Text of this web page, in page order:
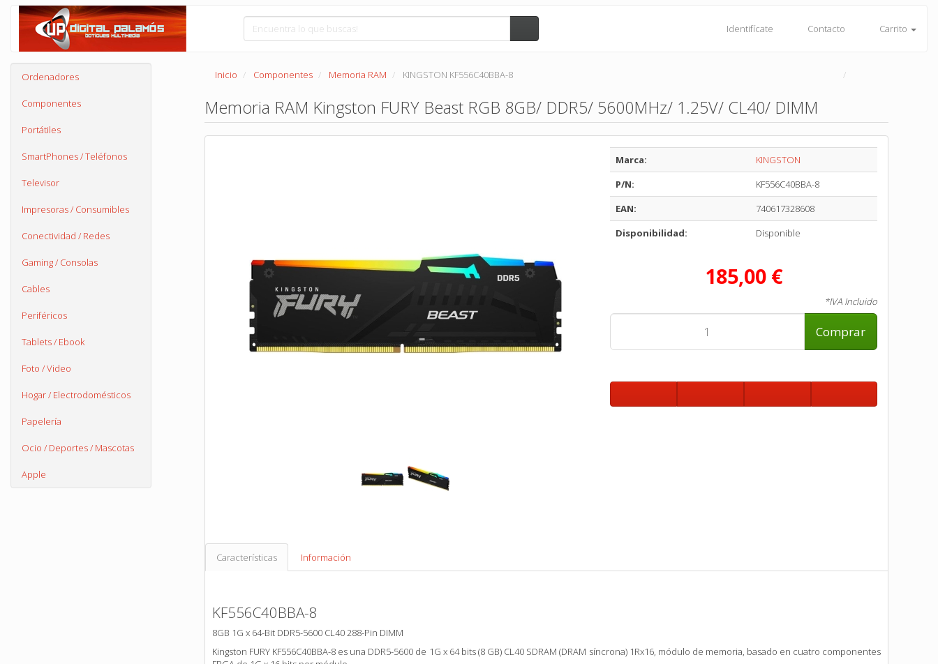
Identifícate Contacto Carrito
Ordenadores
Componentes
Portátiles
SmartPhones / Teléfonos
Televisor
Impresoras / Consumibles
Conectividad / Redes
Gaming / Consolas
Cables
Periféricos
Tablets / Ebook
Foto / Video
Hogar / Electrodomésticos
Papelería
Ocio / Deportes / Mascotas
Apple
Inicio Componentes Memoria RAM KINGSTON KF556C40BBA-8
Memoria RAM Kingston FURY Beast RGB 8GB/ DDR5/ 5600MHz/ 1.25V/ CL40/ DIMM
Marca:
KINGSTON
P/N:
KF556C40BBA-8
EAN:
740617328608
Disponibilidad:
Disponible
185,00 €
*IVA Incluido
Comprar
Características Información
KF556C40BBA-8
8GB 1G x 64-Bit DDR5-5600 CL40 288-Pin DIMM
Kingston FURY KF556C40BBA-8 es una DDR5-5600 de 1G x 64 bits (8 GB) CL40 SDRAM (DRAM síncrona) 1Rx16, módulo de memoria, basado en cuatro componentes